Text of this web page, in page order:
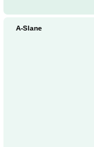
A-Slane